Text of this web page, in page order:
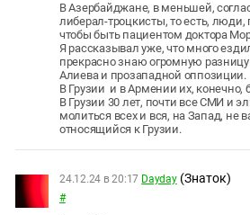
В Азербайджане, в меньшей,
либерал-троцкисты, то есть, люди,
чтобы быть пациентом доктора
Я рассказывал уже, что много
прекрасно знаю огромную разницу
Алиева и прозападной оппозиции.
В Грузии и в Армении их,
В Грузии 30 лет, почти все СМИ и
молиться всех и вся, на Запад, не
относящийся к Грузии.
24.12.24 в 20:17 Dayday (Знаток)
#